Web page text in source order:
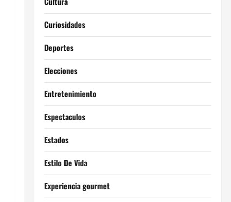
Curiosidades
Deportes
Elecciones
Entretenimiento
Espectaculos
Estados
Estilo De Vida
Experiencia gourmet